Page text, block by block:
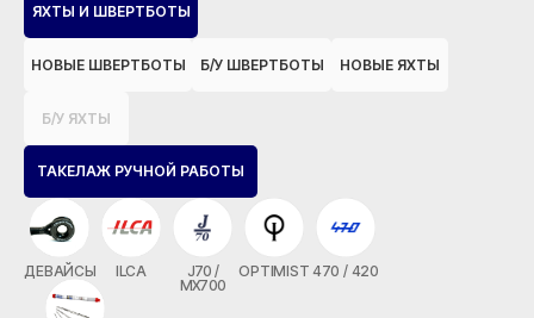
ЯХТЫ И ШВЕРТБОТЫ
НОВЫЕ ШВЕРТБОТЫ Б/У ШВЕРТБОТЫ НОВЫЕ ЯХТЫ
Б/У ЯХТЫ
ТАКЕЛАЖ РУЧНОЙ РАБОТЫ
ДЕВАЙСЫ ILCA
J70 /
MX700
OPTIMIST 470 / 420